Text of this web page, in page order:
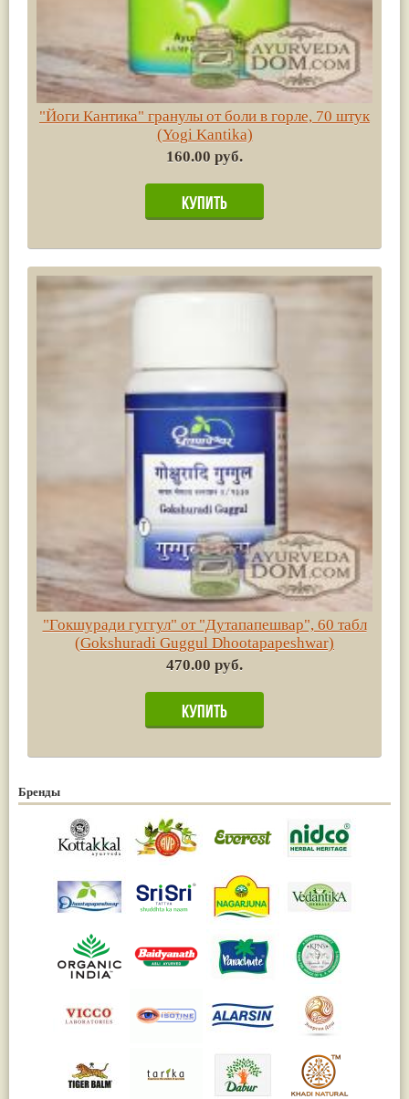
"Йоги Кантика" гранулы от боли в горле, 70 штук
(Yogi Kantika)
160.00 руб.
"Гокшуради гуггул" от "Дутапапешвар", 60 табл
(Gokshuradi Guggul Dhootapapeshwar)
470.00 руб.
Бренды